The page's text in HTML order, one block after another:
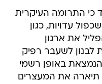
כי התרומה העיקרית
עדויות, כגון
את ארגון
לשעבר רפיק
2005. לבנון, הנמצאת באופן רשמי
את המעצרים